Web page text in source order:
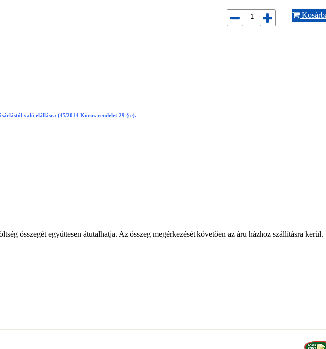
való elállásra (45/2014 Korm. rendelet 29 § e).
összegét együttesen átutalhatja. Az összeg megérkezését követően az áru házhoz szállításra kerül.